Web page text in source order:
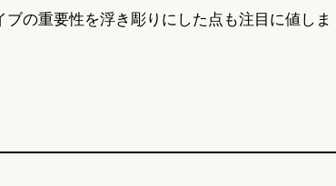
の重要性を浮き彫りにした点も注目に値しま